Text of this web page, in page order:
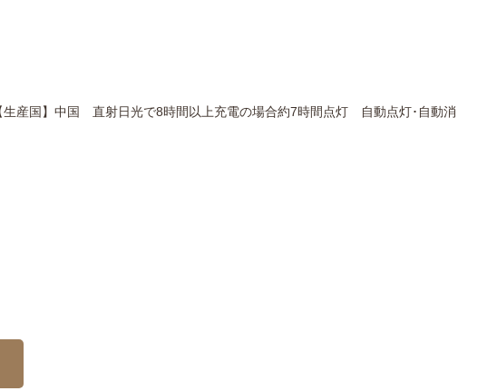
国】中国 直射日光で8時間以上充電の場合約7時間点灯 自動点灯･自動消